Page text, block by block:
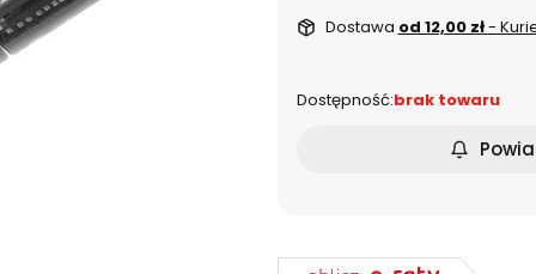
Dostawa od 12,00 zł-
Dostępność:brak towaru